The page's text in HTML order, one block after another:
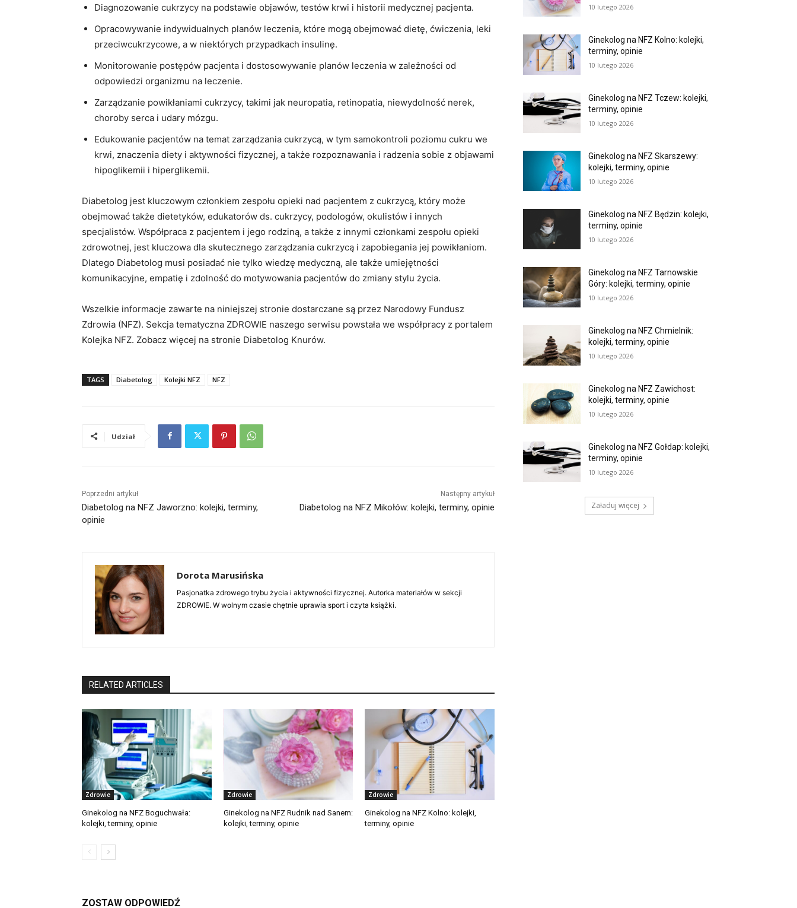
Diagnozowanie cukrzycy na podstawie objawów, testów krwi i historii medycznej pacjenta.
Opracowywanie indywidualnych planów leczenia, które mogą obejmować dietę, ćwiczenia, leki
przeciwcukrzycowe, a w niektórych przypadkach insulinę.
Monitorowanie postępów pacjenta i dostosowywanie planów leczenia w zależności od
odpowiedzi organizmu na leczenie.
Zarządzanie powikłaniami cukrzycy, takimi jak neuropatia, retinopatia, niewydolność nerek,
choroby serca i udary mózgu.
Edukowanie pacjentów na temat zarządzania cukrzycą, w tym samokontroli poziomu cukru we
krwi, znaczenia diety i aktywności fizycznej, a także rozpoznawania i radzenia sobie z objawami
hipoglikemii i hiperglikemii.
Diabetolog jest kluczowym członkiem zespołu opieki nad pacjentem z cukrzycą, który może
obejmować także dietetyków, edukatorów ds. cukrzycy, podologów, okulistów i innych
specjalistów. Współpraca z pacjentem i jego rodziną, a także z innymi członkami zespołu opieki
zdrowotnej, jest kluczowa dla skutecznego zarządzania cukrzycą i zapobiegania jej powikłaniom.
Dlatego Diabetolog musi posiadać nie tylko wiedzę medyczną, ale także umiejętności
komunikacyjne, empatię i zdolność do motywowania pacjentów do zmiany stylu życia.
Wszelkie informacje zawarte na niniejszej stronie dostarczane są przez Narodowy Fundusz
Zdrowia (NFZ). Sekcja tematyczna ZDROWIE naszego serwisu powstała we współpracy z portalem
Kolejka NFZ. Zobacz więcej na stronie Diabetolog Knurów.
TAGS Diabetolog Kolejki NFZ NFZ
Udział
Poprzedni artykuł
Diabetolog na NFZ Jaworzno: kolejki, terminy,
opinie
Następny artykuł
Diabetolog na NFZ Mikołów: kolejki, terminy, opinie
Dorota Marusińska
Pasjonatka zdrowego trybu życia i aktywności fizycznej. Autorka materiałów w sekcji
ZDROWIE. W wolnym czasie chętnie uprawia sport i czyta książki.
RELATED ARTICLES
Zdrowie
Ginekolog na NFZ Boguchwała:
kolejki, terminy, opinie
Zdrowie
Ginekolog na NFZ Rudnik nad Sanem:
kolejki, terminy, opinie
Zdrowie
Ginekolog na NFZ Kolno: kolejki,
terminy, opinie
ZOSTAW ODPOWIEDŹ
10 lutego 2026
Ginekolog na NFZ Kolno: kolejki,
terminy, opinie
10 lutego 2026
Ginekolog na NFZ Tczew: kolejki,
terminy, opinie
10 lutego 2026
Ginekolog na NFZ Skarszewy:
kolejki, terminy, opinie
10 lutego 2026
Ginekolog na NFZ Będzin: kolejki,
terminy, opinie
10 lutego 2026
Ginekolog na NFZ Tarnowskie
Góry: kolejki, terminy, opinie
10 lutego 2026
Ginekolog na NFZ Chmielnik:
kolejki, terminy, opinie
10 lutego 2026
Ginekolog na NFZ Zawichost:
kolejki, terminy, opinie
10 lutego 2026
Ginekolog na NFZ Gołdap: kolejki,
terminy, opinie
10 lutego 2026
Załaduj więcej